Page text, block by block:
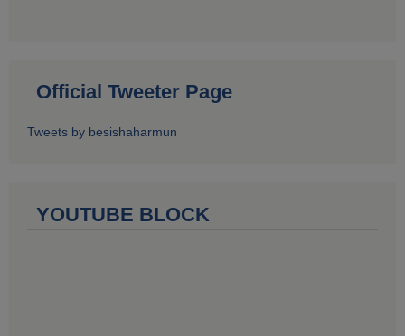
Official Tweeter Page
Tweets by besishaharmun
YOUTUBE BLOCK